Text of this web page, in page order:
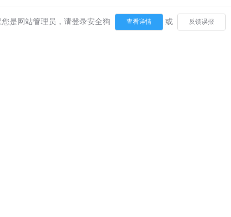
您是网站管理员，请登录安全狗 或